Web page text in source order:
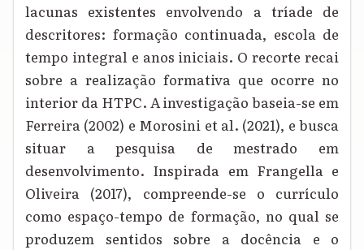
lacunas existentes envolvendo a tríade de
descritores: formação continuada, escola de
tempo integral e anos iniciais. O recorte recai
sobre a realização formativa que ocorre no
interior da HTPC. A investigação baseia-se em
Ferreira (2002) e Morosini et al. (2021), e busca
situar a pesquisa de mestrado em
desenvolvimento. Inspirada em Frangella e
Oliveira (2017), compreende-se o currículo
como espaço-tempo de formação, no qual se
produzem sentidos sobre a docência e o